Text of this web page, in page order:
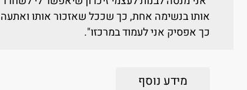
אותו בנשימה אחת, כך שככל שאזכור אותו ואתעה
כך אפסיק אני לעמוד במרכזו".
מידע נוסף